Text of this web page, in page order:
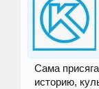
Сама
историю,